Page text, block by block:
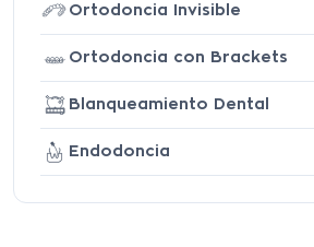
Ortodoncia Invisible
Ortodoncia con Brackets
Blanqueamiento Dental
Endodoncia